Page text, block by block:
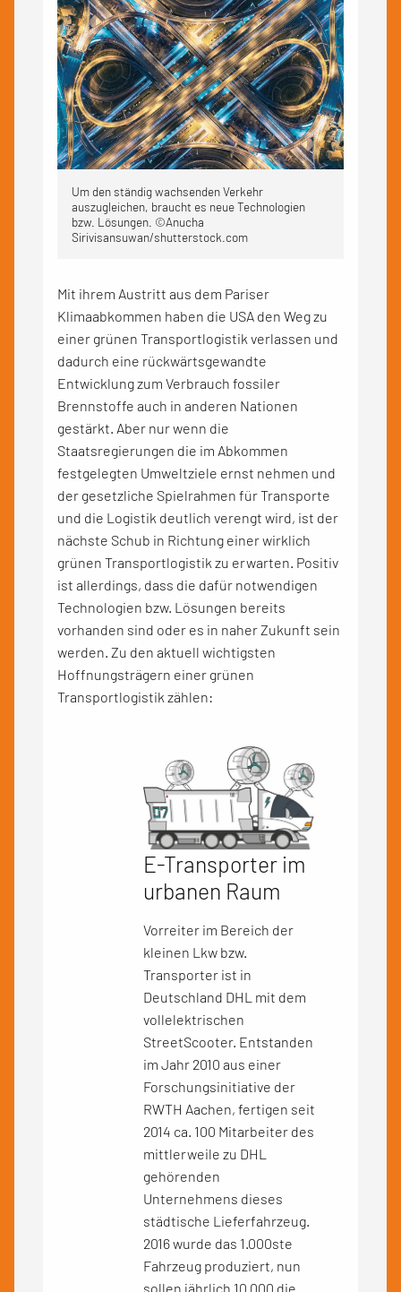
Um den ständig wachsenden Verkehr
auszugleichen, braucht es neue Technologien
bzw. Lösungen. ©Anucha
Sirivisansuwan/shutterstock.com
Mit ihrem Austritt aus dem Pariser
Klimaabkommen haben die USA den Weg zu
einer grünen Transportlogistik verlassen und
dadurch eine rückwärtsgewandte
Entwicklung zum Verbrauch fossiler
Brennstoffe auch in anderen Nationen
gestärkt. Aber nur wenn die
Staatsregierungen die im Abkommen
festgelegten Umweltziele ernst nehmen und
der gesetzliche Spielrahmen für Transporte
und die Logistik deutlich verengt wird, ist der
nächste Schub in Richtung einer wirklich
grünen Transportlogistik zu erwarten. Positiv
ist allerdings, dass die dafür notwendigen
Technologien bzw. Lösungen bereits
vorhanden sind oder es in naher Zukunft sein
werden. Zu den aktuell wichtigsten
Hoffnungsträgern einer grünen
Transportlogistik zählen:
E-Transporter im
urbanen Raum
Vorreiter im Bereich der
kleinen Lkw bzw.
Transporter ist in
Deutschland DHL mit dem
vollelektrischen
StreetScooter. Entstanden
im Jahr 2010 aus einer
Forschungsinitiative der
RWTH Aachen, fertigen seit
2014 ca. 100 Mitarbeiter des
mittlerweile zu DHL
gehörenden
Unternehmens dieses
städtische Lieferfahrzeug.
2016 wurde das 1.000ste
Fahrzeug produziert, nun
sollen jährlich 10.000 die